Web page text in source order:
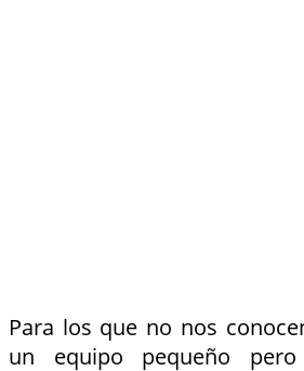
Para los que no nos
un equipo pequeño